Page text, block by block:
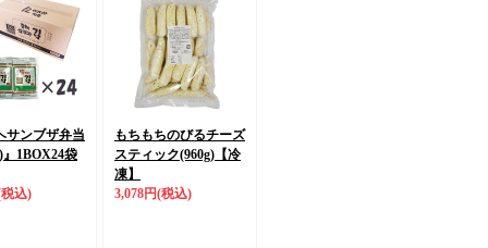
サンブザ弁当
1BOX24袋
込)
もちもちのびるチーズ
スティック(960g) 【冷
凍】
3,078円(税込)